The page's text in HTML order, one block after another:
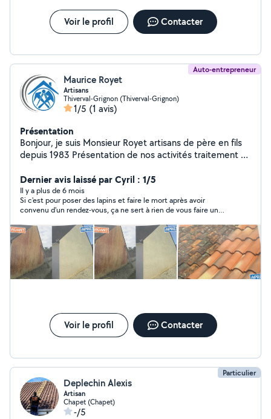
Voir le profil Contacter
Auto-entrepreneur
Maurice Royet
Artisans
Thiverval-Grignon (Thiverval-Grignon)
1/5 (1 avis)
Présentation
Bonjour, je suis Monsieur Royet artisans de père en fils
depuis 1983 Présentation de nos activités traitement et
hydrofuge sur toute surface Décapage de toute toiture,
tuile, ardoise, fibro Mise en peinture de tous supports,
façade, mur, dallage, ferrure, voler Travaux de
maçonnerie en tout genre Habillage PVC,
remplacement de gouttière
Dernier avis laissé par Cyril : 1/5
Il y a plus de 6 mois
Si c'est pour poser des lapins et faire le mort après avoir
convenu d'un rendez-vous, ça ne sert à rien de vous faire un
Voir le profil Contacter
Particulier
Deplechin Alexis
Artisan
Chapet (Chapet)
-/5